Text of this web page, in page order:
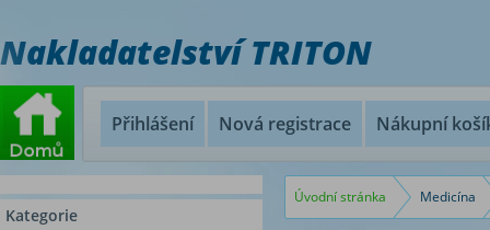
Nakladatelství TRITON
Přihlášení Nová registrace Nákupní
Kategorie
Úvodní stránka Medicína